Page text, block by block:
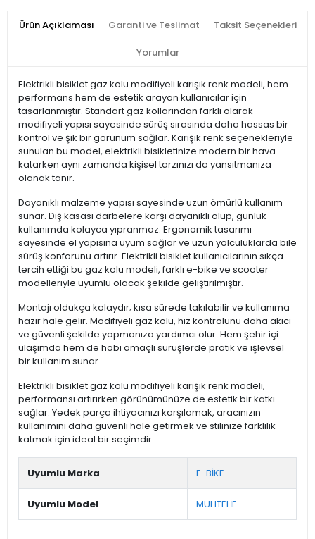
Ürün Açıklaması Garanti ve Teslimat Taksit Seçenekleri
Yorumlar
Elektrikli bisiklet gaz kolu modifiyeli karışık renk modeli, hem
performans hem de estetik arayan kullanıcılar için
tasarlanmıştır. Standart gaz kollarından farklı olarak
modifiyeli yapısı sayesinde sürüş sırasında daha hassas bir
kontrol ve şık bir görünüm sağlar. Karışık renk seçenekleriyle
sunulan bu model, elektrikli bisikletinize modern bir hava
katarken aynı zamanda kişisel tarzınızı da yansıtmanıza
olanak tanır.
Dayanıklı malzeme yapısı sayesinde uzun ömürlü kullanım
sunar. Dış kasası darbelere karşı dayanıklı olup, günlük
kullanımda kolayca yıpranmaz. Ergonomik tasarımı
sayesinde el yapısına uyum sağlar ve uzun yolculuklarda bile
sürüş konforunu artırır. Elektrikli bisiklet kullanıcılarının sıkça
tercih ettiği bu gaz kolu modeli, farklı e-bike ve scooter
modelleriyle uyumlu olacak şekilde geliştirilmiştir.
Montajı oldukça kolaydır; kısa sürede takılabilir ve kullanıma
hazır hale gelir. Modifiyeli gaz kolu, hız kontrolünü daha akıcı
ve güvenli şekilde yapmanıza yardımcı olur. Hem şehir içi
ulaşımda hem de hobi amaçlı sürüşlerde pratik ve işlevsel
bir kullanım sunar.
Elektrikli bisiklet gaz kolu modifiyeli karışık renk modeli,
performansı artırırken görünümünüze de estetik bir katkı
sağlar. Yedek parça ihtiyacınızı karşılamak, aracınızın
kullanımını daha güvenli hale getirmek ve stilinize farklılık
katmak için ideal bir seçimdir.
Uyumlu Marka E-BİKE
Uyumlu Model MUHTELİF